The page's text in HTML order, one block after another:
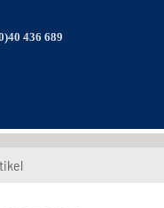
436 689